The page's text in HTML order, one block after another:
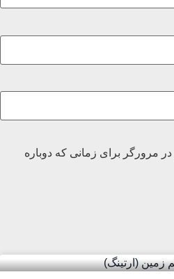
مرورگر برای زمانی که دوباره